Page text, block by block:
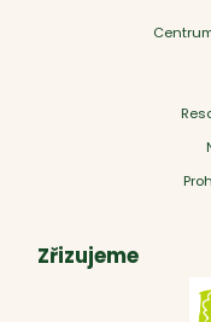
Zřizujeme